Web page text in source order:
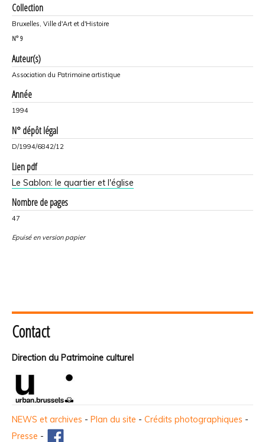
Collection
Bruxelles, Ville d'Art et d'Histoire
N° 9
Auteur(s)
Association du Patrimoine artistique
Année
1994
N° dépôt légal
D/1994/6842/12
Lien pdf
Le Sablon: le quartier et l'église
Nombre de pages
47
Epuisé en version papier
Contact
Direction du Patrimoine culturel
NEWS et archives - Plan du site - Crédits photographiques -
Presse -